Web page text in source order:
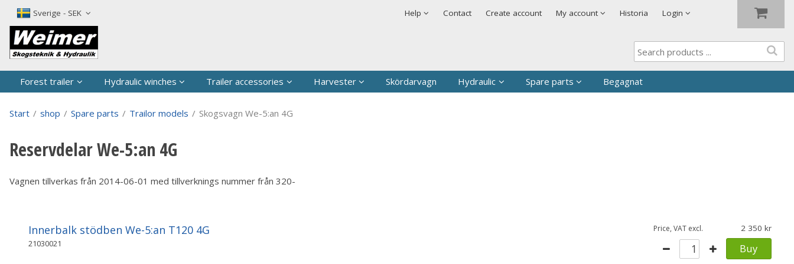
Sverige - SEK Help
Security & cookies Contact Create account My account Historia Login
Password
Forest trailer Hydraulic winches Trailer accessories Harvester Skördarvagn Hydraulic Spare parts Begagnat
Start / shop / Spare parts / Trailor models / Skogsvagn We-5:an 4G
Reservdelar We-5:an 4G
Vagnen tillverkas från 2014-06-01 med tillverknings nummer från 320-
Innerbalk stödben We-5:an T120 4G
21030021
Price, VAT excl. 2 350
Buy